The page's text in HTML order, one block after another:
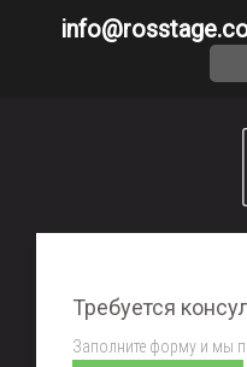
Требуется
Заполните форму и мы